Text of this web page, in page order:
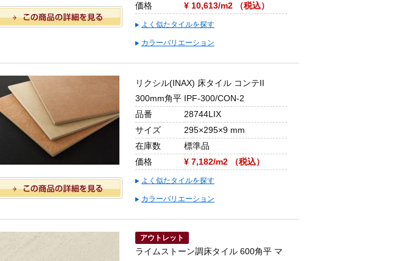
価格
¥ 10,613/m2 （税込）
よく似たタイルを探す
カラーバリエーション
リクシル(INAX) 床タイル コンテII
300mm角平 IPF-300/CON-2
品番
28744LIX
サイズ
295×295×9 mm
在庫数
標準品
価格
¥ 7,182/m2 （税込）
よく似たタイルを探す
カラーバリエーション
アウトレット
ライムストーン調床タイル 600角平 マ